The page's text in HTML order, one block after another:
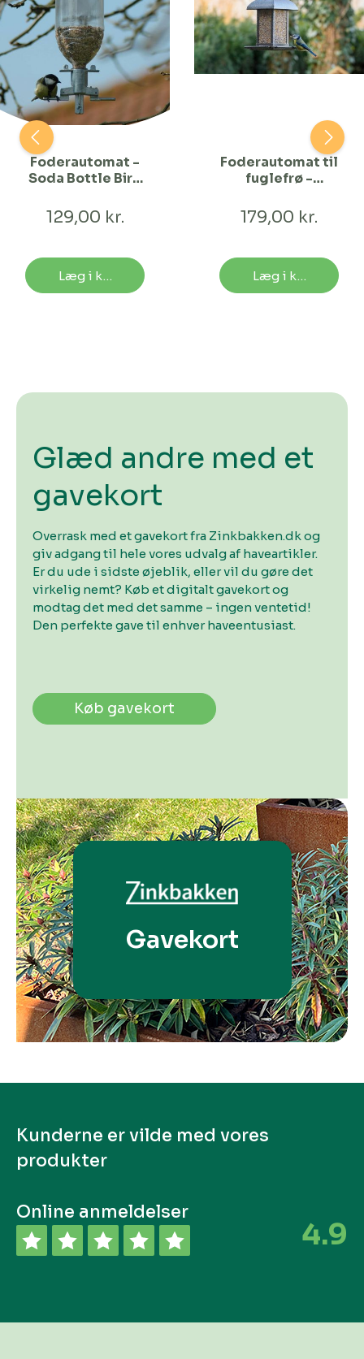
Foderautomat -
Soda Bottle Bird
129,00 kr.
Læg i kurv
Foderautomat til
fuglefrø -
179,00 kr.
Læg i kurv
Glæd andre med et
gavekort
Overrask med et gavekort fra Zinkbakken.dk og
giv adgang til hele vores udvalg af haveartikler.
Er du ude i sidste øjeblik, eller vil du gøre det
virkelig nemt? Køb et digitalt gavekort og
modtag det med det samme – ingen ventetid!
Den perfekte gave til enhver haveentusiast.
Køb gavekort
Gavekort
Kunderne er vilde med vores
produkter
Online anmeldelser
4.9